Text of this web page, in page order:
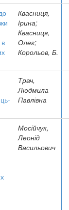
Квасниця,
Ірина;
Квасниця,
Олег;
Корольов, Б.
Трач,
Людмила
Павлівна
Мосійчук,
Леонід
Васильович